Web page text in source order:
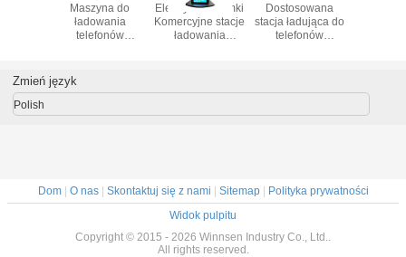
Maszyna do
ładowania
telefonów
Elektryczne zamki
Komercyjne stacje
ładowania
Dostosowana
stacja ładująca do
telefonów
LED
Zmień język
Polish
Dom| O nas| Skontaktuj się z nami | Sitemap| Polityka prywatności
Widok pulpitu
Copyright © 2015 - 2026 Winnsen Industry Co., Ltd..
All rights reserved.